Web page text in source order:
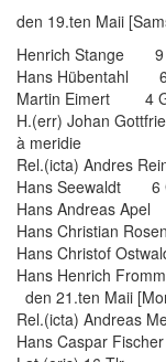
den 19.ten Maii
Henrich Stange 9
Hans Hübentahl
Martin Eimert 4
H.(err) Johan
à meridie
Rel.(icta) Andres
Hans Seewaldt 6
Hans Andreas
Hans Christian
Hans Christof
Hans Henrich
den 21.ten Maii
Rel.(icta) Andreas
Hans Caspar